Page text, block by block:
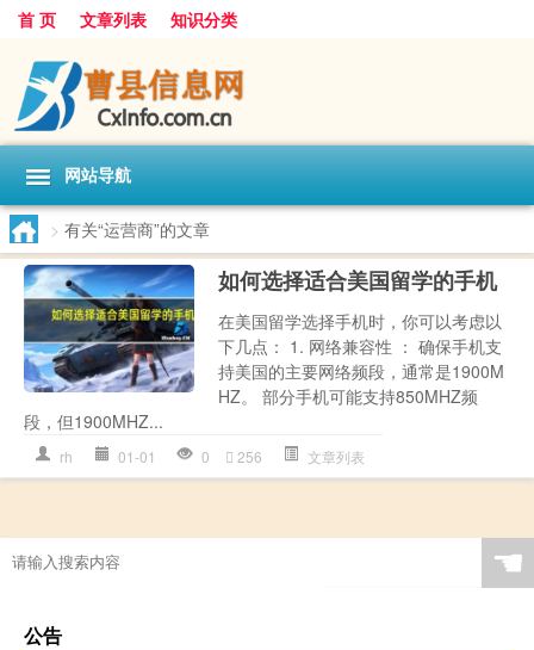
首 页 文章列表 知识分类
网站导航
> 有关“运营商”的文章
如何选择适合美国留学的手机
在美国留学选择手机时，你可以考虑以
下几点： 1. 网络兼容性 ： 确保手机支
持美国的主要网络频段，通常是1900M
HZ。 部分手机可能支持850MHZ频
段，但1900MHZ...
rh 01-01 0 256 文章列表
☚
公告